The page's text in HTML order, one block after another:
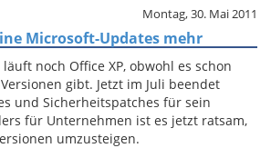
Montag, 30. Mai 2011
Microsoft-Updates mehr
noch Office XP, obwohl es schon
gibt. Jetzt im Juli beendet
und Sicherheitspatches für sein
für Unternehmen ist es jetzt ratsam,
umzusteigen.